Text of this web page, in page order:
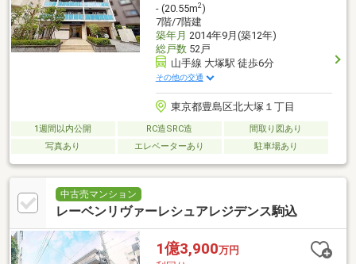
- (20.55m2)
7階/7階建
築年月 2014年9月(築12年)
総戸数52戸
山手線 大塚駅 徒歩6分
その他の交通
東京都豊島区北大塚１丁目
1週間以内公開 RC造SRC造
間取り図あり
写真あり
エレベーターあり 駐車場あり
中古売マンション
レーベンリヴァーレシュアレジデンス駒込
1億3,900万円